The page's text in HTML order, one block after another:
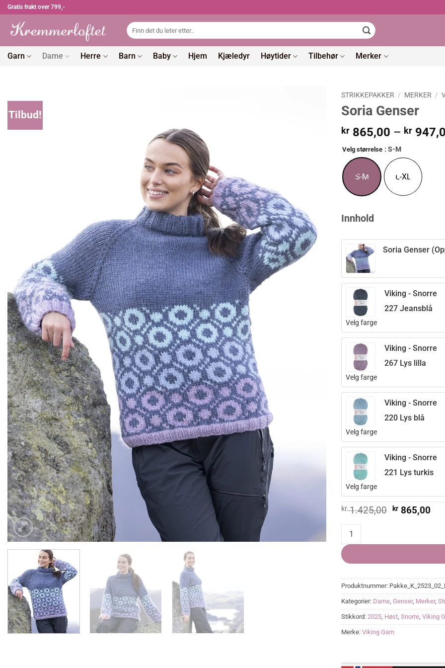
Skip
content
Gratis frakt over 799,-
Søk
etter:
Garn Dame Herre Barn Baby Hjem Kjæledyr Høytider Tilbehør Merker
Tilbud!
STRIKKEPAKKER / MERKER /
Soria Genser
kr 865,00 – kr
Velg størrelse : S-M
S-M L-XL
Innhold
Soria Genser
Velg farge
Viking - Snorre
227 Jeansblå
Velg farge
Viking - Snorre
267 Lys lilla
Velg farge
Viking - Snorre
220 Lys blå
Velg farge
Viking - Snorre
221 Lys turkis
kr1.425,00 Opprinnelig
kr865,00
Soria Genser quantity
Produktnummer:
Kategorier: Dame Genser, Merker,
Stikkord: 2025 Høst Snorre Viking
Merke: Viking Garn